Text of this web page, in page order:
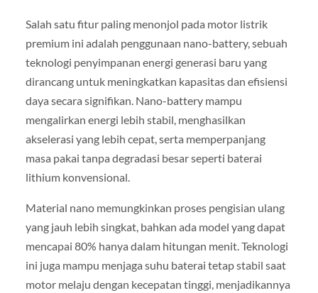
Salah satu fitur paling menonjol pada motor listrik
premium ini adalah penggunaan nano-battery, sebuah
teknologi penyimpanan energi generasi baru yang
dirancang untuk meningkatkan kapasitas dan efisiensi
daya secara signifikan. Nano-battery mampu
mengalirkan energi lebih stabil, menghasilkan
akselerasi yang lebih cepat, serta memperpanjang
masa pakai tanpa degradasi besar seperti baterai
lithium konvensional.
Material nano memungkinkan proses pengisian ulang
yang jauh lebih singkat, bahkan ada model yang dapat
mencapai 80% hanya dalam hitungan menit. Teknologi
ini juga mampu menjaga suhu baterai tetap stabil saat
motor melaju dengan kecepatan tinggi, menjadikannya